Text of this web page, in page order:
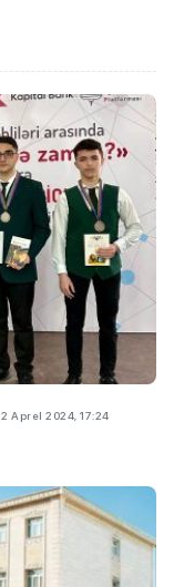
2 Aprel 2024, 17:24